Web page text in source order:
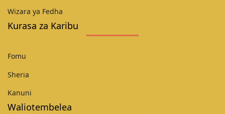
Wizara ya Fedha
Kurasa za Karibu
Fomu
Sheria
Kanuni
Waliotembelea